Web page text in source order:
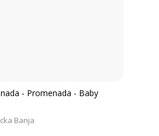
- Promenada - Baby
Banja